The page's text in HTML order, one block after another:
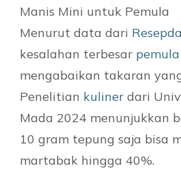
Menurut data dari
kesalahan terbesar pemula
mengabaikan takaran
Penelitian kuliner dari
Mada 2024 menunjukkan
10 gram tepung saja bisa
martabak hingga 40%.